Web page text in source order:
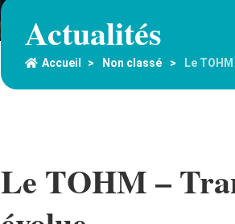
Actualités
Accueil > Non classé > Le
Le TOHM –